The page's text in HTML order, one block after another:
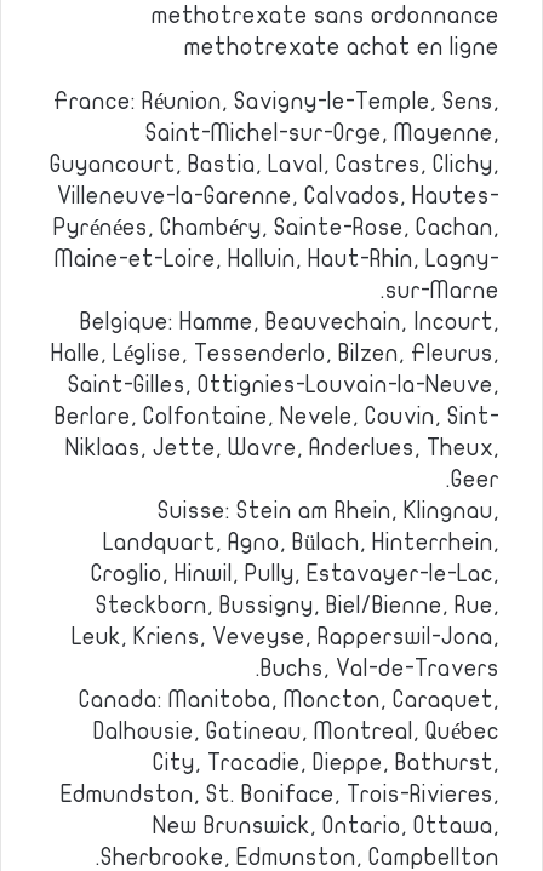
methotrexate sans ordonnance
methotrexate achat en ligne
France: Réunion, Savigny-le-Temple, Sens,
Saint-Michel-sur-Orge, Mayenne,
Guyancourt, Bastia, Laval, Castres, Clichy,
Villeneuve-la-Garenne, Calvados, Hautes-
Pyrénées, Chambéry, Sainte-Rose, Cachan,
Maine-et-Loire, Halluin, Haut-Rhin, Lagny-
sur-Marne.
Belgique: Hamme, Beauvechain, Incourt,
Halle, Léglise, Tessenderlo, Bilzen, Fleurus,
Saint-Gilles, Ottignies-Louvain-la-Neuve,
Berlare, Colfontaine, Nevele, Couvin, Sint-
Niklaas, Jette, Wavre, Anderlues, Theux,
Geer.
Suisse: Stein am Rhein, Klingnau,
Landquart, Agno, Bülach, Hinterrhein,
Croglio, Hinwil, Pully, Estavayer-le-Lac,
Steckborn, Bussigny, Biel/Bienne, Rue,
Leuk, Kriens, Veveyse, Rapperswil-Jona,
Buchs, Val-de-Travers.
Canada: Manitoba, Moncton, Caraquet,
Dalhousie, Gatineau, Montreal, Québec
City, Tracadie, Dieppe, Bathurst,
Edmundston, St. Boniface, Trois-Rivieres,
New Brunswick, Ontario, Ottawa,
Sherbrooke, Edmunston, Campbellton.